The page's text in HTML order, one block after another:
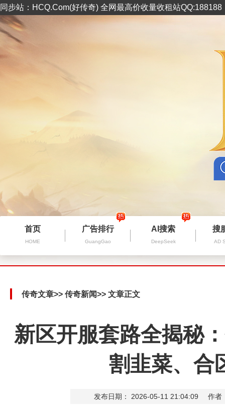
同步站：HCQ.Com(好传奇) 全网最高价收量收租站
首页
HOME
广告排行
GuangGao
AI搜索
DeepSeek
搜
AD
传奇文章>> 传奇新闻>> 文章正文
新区开服套路全揭秘
割韭菜、合
发布日期： 2026-05-11 21:04:09 作者